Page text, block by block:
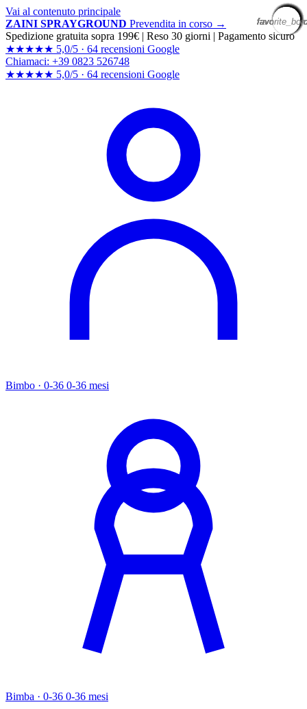
Vai al contenuto principale
ZAINI SPRAYGROUND Prevendita in corso →
Spedizione gratuita sopra 199€ | Reso 30 giorni | Pagamento sicuro
★★★★★ 5,0/5 · 64 recensioni Google
Chiamaci: +39 0823 526748
★★★★★ 5,0/5 · 64 recensioni Google
Bimbo · 0-36 0-36 mesi
Bimba · 0-36 0-36 mesi